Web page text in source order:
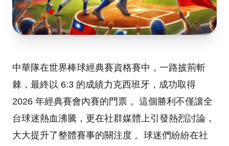
中華隊在世界棒球經典賽資格賽中，一路披荊斬
棘，最終以 6:3 的成績力克西班牙，成功取得
2026 年經典賽會內賽的門票 。這個勝利不僅讓全
台球迷熱血沸騰，更在社群媒體上引發熱烈討論，
大大提升了整體賽事的關注度 。球迷們紛紛在社